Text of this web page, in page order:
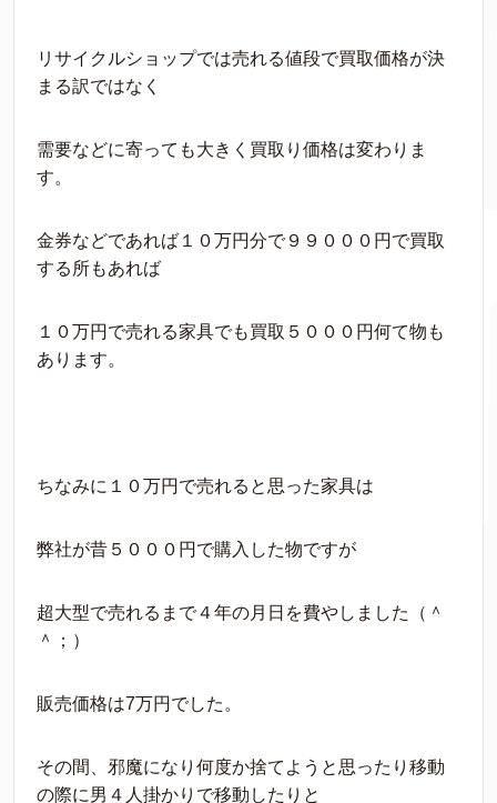
リサイクルショップでは売れる値段で買取価格が決
まる訳ではなく
需要などに寄っても大きく買取り価格は変わりま
す。
金券などであれば１０万円分で９９０００円で買取
する所もあれば
１０万円で売れる家具でも買取５０００円何て物も
あります。
ちなみに１０万円で売れると思った家具は
弊社が昔５０００円で購入した物ですが
超大型で売れるまで４年の月日を費やしました（＾
＾；）
販売価格は7万円でした。
その間、邪魔になり何度か捨てようと思ったり移動
の際に男４人掛かりで移動したりと